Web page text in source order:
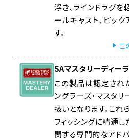
浮き、ラインドラグを
ールキャスト、ピッ
す。
こ
SAマスタリーディー
この製品は認定され
ングラーズ・マスタ
扱いとなります。これ
フィッシングに精通し
関する専門的なアド